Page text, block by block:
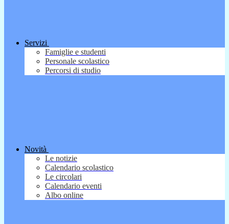
Servizi
Famiglie e studenti
Personale scolastico
Percorsi di studio
Novità
Le notizie
Calendario scolastico
Le circolari
Calendario eventi
Albo online